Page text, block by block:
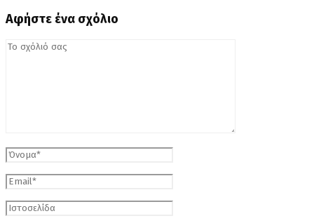
Αφήστε ένα σχόλιο